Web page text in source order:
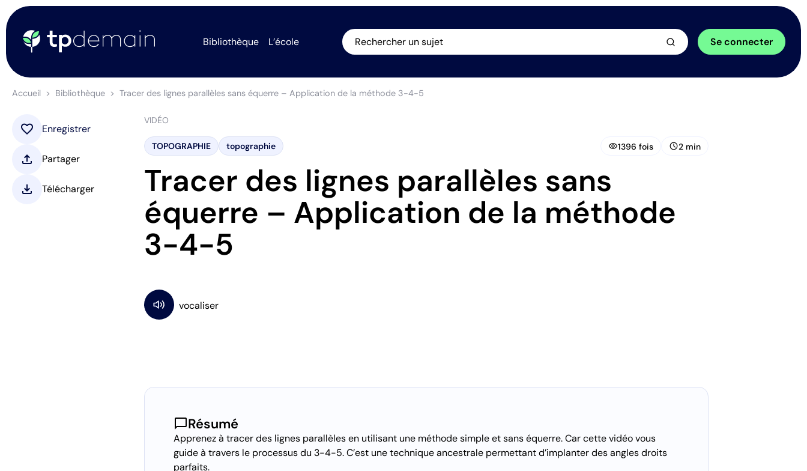
Bibliothèque L’école Rechercher un sujet Se connecter
Accueil Bibliothèque Tracer des lignes parallèles sans équerre – Application de la méthode 3-4-5
VIDÉO
TOPOGRAPHIE topographie visibility1396 fois schedule2 min
Tracer des lignes parallèles sans
équerre – Application de la méthode
3-4-5
chat_bubbleRésumé
Apprenez à tracer des lignes parallèles en utilisant une méthode simple et sans équerre. Car cette vidéo vous
guide à travers le processus du 3-4-5. C’est une technique ancestrale permettant d’implanter des angles droits
parfaits.
favorite Enregistrer
upload Partager
download Télécharger
arrow_forward